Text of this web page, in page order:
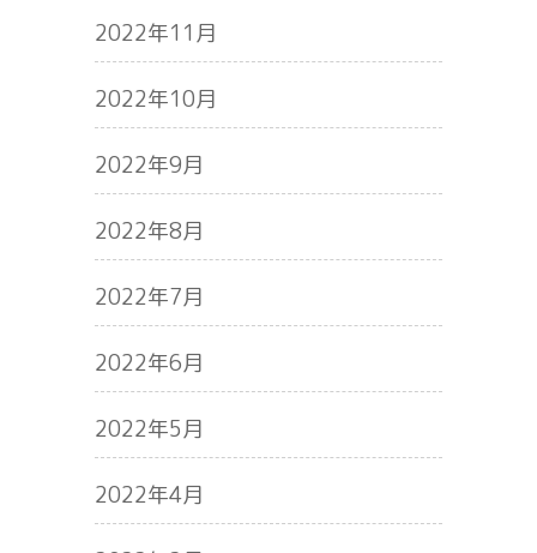
2022年11月
2022年10月
2022年9月
2022年8月
2022年7月
2022年6月
2022年5月
2022年4月